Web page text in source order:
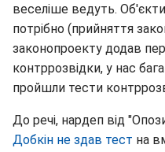
веселіше ведуть.
потрібно (прийняття
законопроекту додав
контррозвідки, у нас
пройшли тести
До речі, нардеп від
Добкін не здав тест на